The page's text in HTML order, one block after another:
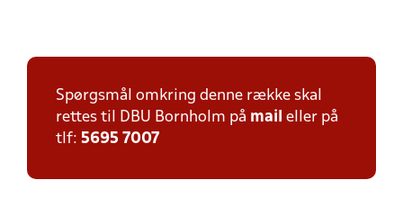
Spørgsmål omkring denne række skal
rettes til DBU Bornholm på mail eller på
tlf: 5695 7007